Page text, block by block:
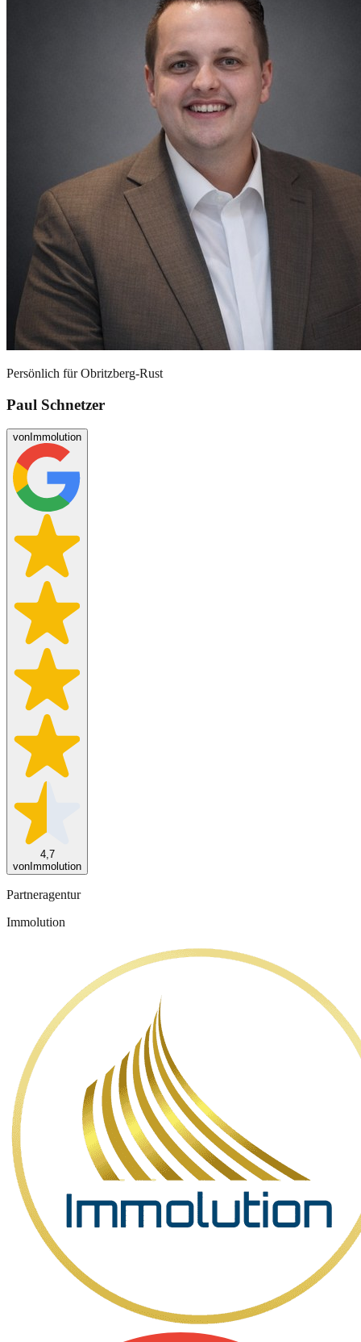
Persönlich fürObritzberg-Rust
Paul Schnetzer
von Immolution
4,7
von Immolution
Partneragentur
Immolution